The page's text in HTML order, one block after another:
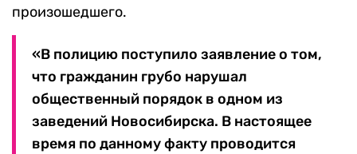
произошедшего.
«В полицию поступило заявление о том,
что гражданин грубо нарушал
общественный порядок в одном из
заведений Новосибирска. В настоящее
время по данному факту проводится